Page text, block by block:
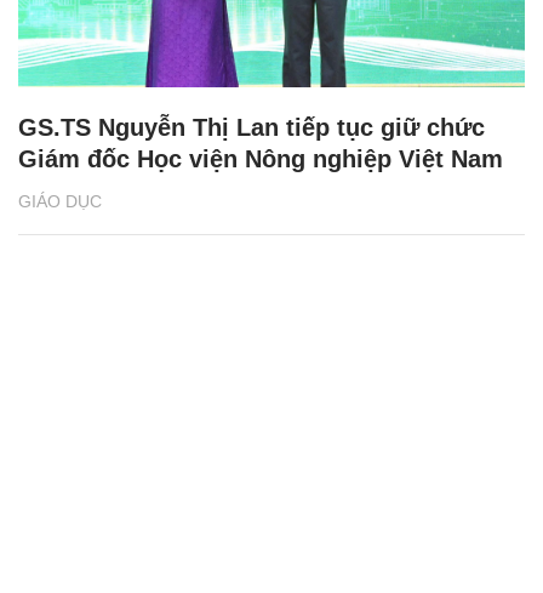
GIÁO DỤC
GS.TS Nguyễn Thị Lan tiếp tục giữ chức
Giám đốc Học viện Nông nghiệp Việt Nam